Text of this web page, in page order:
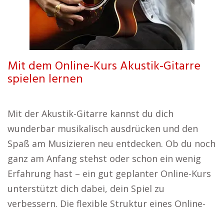
Mit dem Online-Kurs Akustik-Gitarre
spielen lernen
Mit der Akustik-Gitarre kannst du dich
wunderbar musikalisch ausdrücken und den
Spaß am Musizieren neu entdecken. Ob du noch
ganz am Anfang stehst oder schon ein wenig
Erfahrung hast – ein gut geplanter Online-Kurs
unterstützt dich dabei, dein Spiel zu
verbessern. Die flexible Struktur eines Online-